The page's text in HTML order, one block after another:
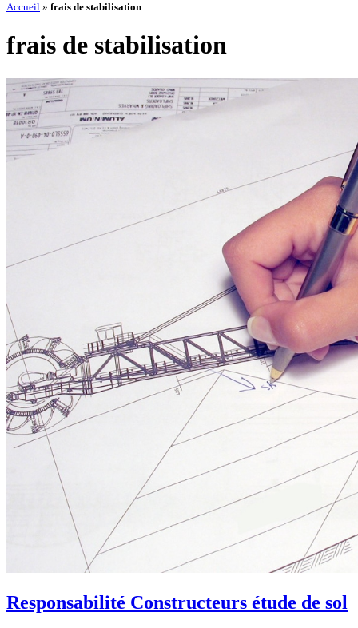
Accueil » frais de stabilisation
frais de stabilisation
Responsabilité Constructeurs étude de sol